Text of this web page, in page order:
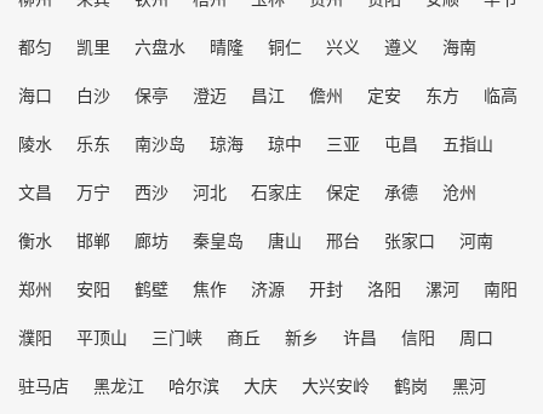
都匀
凯里 六盘水 晴隆 铜仁 兴义 遵义
海南
海口
白沙 保亭 澄迈 昌江 儋州 定安 东方
临高
陵水
乐东 南沙岛 琼海 琼中 三亚 屯昌
五指山
文昌
万宁 西沙 河北 石家庄 保定 承德
沧州
衡水
邯郸 廊坊 秦皇岛 唐山 邢台 张家口
河南
郑州
安阳 鹤壁 焦作 济源 开封 洛阳 漯河
南阳
濮阳
平顶山 三门峡 商丘 新乡 许昌 信阳
周口
驻马店
黑龙江 哈尔滨 大庆 大兴安岭 鹤岗
黑河